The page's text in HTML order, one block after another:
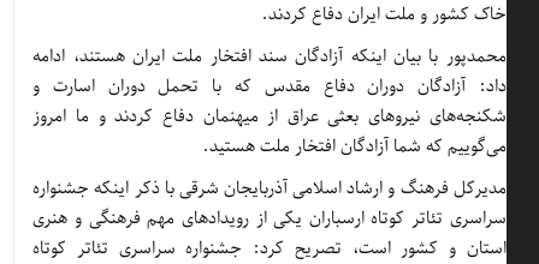
خاک کشور و ملت ایران دفاع کردند.
محمدپور با بیان اینکه آزادگان سند افتخار ملت ایران هستند، ادامه
داد: آزادگان دوران دفاع مقدس که با تحمل دوران اسارت و
شکنجه‌های نیروهای بعثی عراق از میهنمان دفاع کردند و ما امروز
می‌گوییم که شما آزادگان افتخار ملت هستید.
مدیرکل فرهنگ و ارشاد اسلامی آذربایجان شرقی با ذکر اینکه جشنواره
سراسری تئاتر کوتاه ارسباران یکی از رویدادهای مهم فرهنگی و هنری
استان و کشور است، تصریح کرد: جشنواره سراسری تئاتر کوتاه